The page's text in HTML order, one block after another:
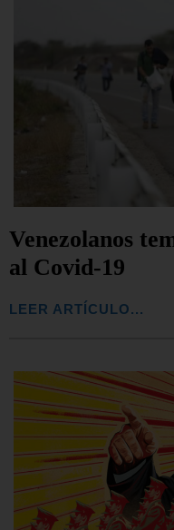
Venezolanos
al Covid-19
LEER ARTÍCULO...